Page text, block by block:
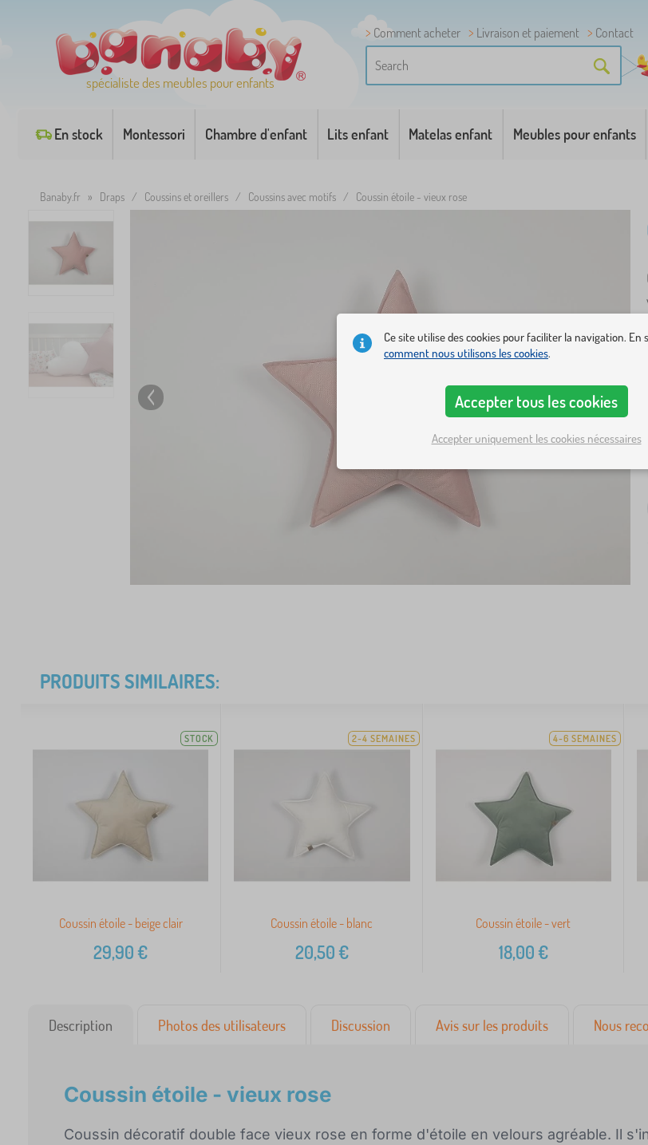
spécialiste des meubles pour enfants
Comment acheter Livraison et paiement
Contact
En stock Montessori Chambre d'enfant Lits enfant Matelas enfant Meubles pour enfants
Banaby.fr » Draps / Coussins et oreillers / Coussins avec motifs / Coussin étoile - vieux rose
PRODUITS SIMILAIRES:
STOCK
Coussin étoile - beige clair
29,90€
2-4 SEMAINES
Coussin étoile - blanc
20,50€
4-6 SEMAINES
Coussin étoile - vert
18,00€
Description Photos des utilisateurs Discussion Avis sur les produits Nous
Coussin étoile - vieux rose
Coussin décoratif double face vieux rose en forme d'étoile en velours agréable. Il
Ce site utilise des cookies pour faciliter la navigation. En
comment nous utilisons les cookies.
Accepter tous les cookies
Accepter uniquement les cookies nécessaires